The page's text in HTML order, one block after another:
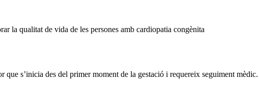
la qualitat de vida de les persones amb cardiopatia congènita
s’inicia des del primer moment de la gestació i requereix seguiment mèdic.